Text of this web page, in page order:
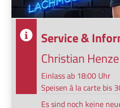
Service &
Christian
Einlass ab 18:00 Uhr
Speisen à la carte bis
Es sind noch keine